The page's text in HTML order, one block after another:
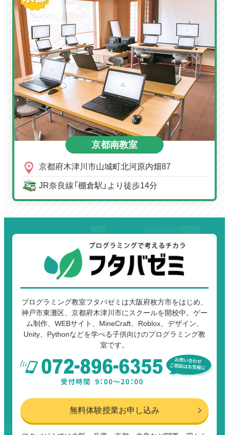
京都南教室
京都府木津川市山城町北河原内畑87
JR奈良線「棚倉駅」より徒歩14分
プログラミング教室フタバゼミは大阪府枚方市をはじめ、
神戸市東灘区、京都府木津川市にスクールを開校中。ゲー
ム制作、WEBサイト、MineCraft、Roblox、デザイン、
Unity、Pythonなどを学べる子供向けのプログラミング教
室です。
無料体験授業お申し込み